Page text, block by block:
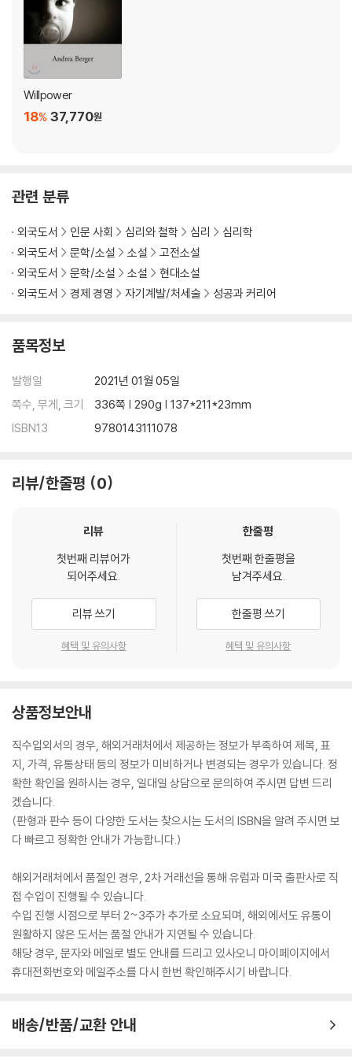
As noted science journalist John Tierney and Baumeister sho
w in this wide-ranging book, we can adopt proven strategies
to avoid the pitfalls that doom relationships, careers, busines
ses, and nations. Instead of despairing at what’s wrong in your
life and in the world, you can see how much is going right--and
how to make it still better.
Willpower
37,770원
18%
관련 분류
외국도서 인문 사회 심리와 철학 심리
심리학
외국도서
문학/소설 소설
고전소설
외국도서
문학/소설 소설
현대소설
외국도서
경제 경영 자기계발/처세술 성공과 커리어
품목정보
발행일
2021년 01월 05일
쪽수, 무게, 크기
336쪽 | 290g | 137*211*23mm
ISBN13
9780143111078
리뷰/한줄평 0
리뷰
첫번째 리뷰어가
되어주세요.
리뷰 쓰기
혜택 및 유의사항
한줄평
첫번째 한줄평을
남겨주세요.
한줄평 쓰기
혜택 및 유의사항
상품정보안내
직수입외서의 경우, 해외거래처에서 제공하는 정보가 부족하여 제목, 표
지, 가격, 유통상태 등의 정보가 미비하거나 변경되는 경우가 있습니다. 정
확한 확인을 원하시는 경우, 일대일 상담으로 문의하여 주시면 답변 드리
겠습니다.
(판형과 판수 등이 다양한 도서는 찾으시는 도서의 ISBN을 알려 주시면 보
다 빠르고 정확한 안내가 가능합니다.)
해외거래처에서 품절인 경우, 2차 거래선을 통해 유럽과 미국 출판사로 직
접 수입이 진행될 수 있습니다.
수입 진행 시점으로 부터 2~3주가 추가로 소요되며, 해외에서도 유통이
원활하지 않은 도서는 품절 안내가 지연될 수 있습니다.
해당 경우, 문자와 메일로 별도 안내를 드리고 있사오니 마이페이지에서
휴대전화번호와 메일주소를 다시 한번 확인해주시기 바랍니다.
배송/반품/교환 안내